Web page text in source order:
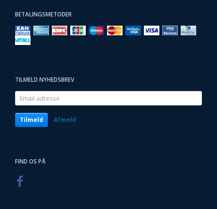
BETALINGSMETODER
TILMELD NYHEDSBREV
Email-
adresse
Tilmeld Afmeld
FIND OS PÅ